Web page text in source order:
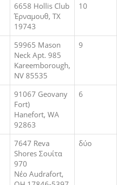
6658 Hollis Club
Έρναμουθ, ΤΧ
19743
10
59965 Mason
Neck Apt. 985
Kareemborough,
NV 85535
9
91067 Geovany
Fort)
Hanefort, WA
92863
6
7647 Reva
Shores Σουίτα
970
Νέο Audrafort,
δύο